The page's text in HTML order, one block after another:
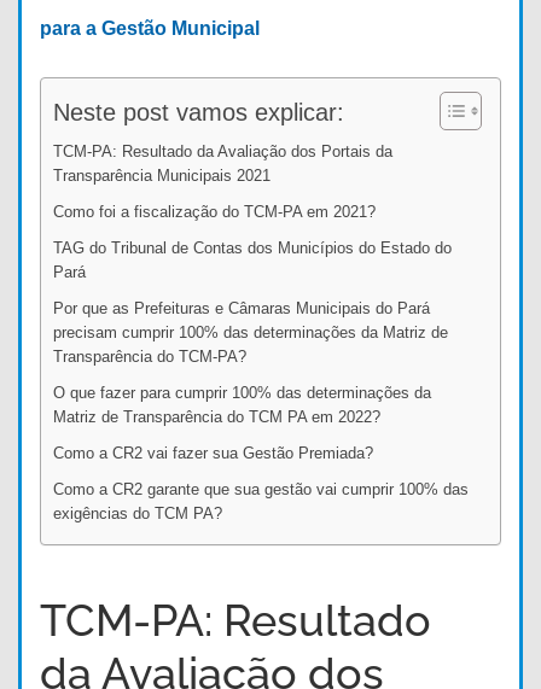
para a Gestão Municipal
Neste post vamos explicar:
TCM-PA: Resultado da Avaliação dos Portais da
Transparência Municipais 2021
Como foi a fiscalização do TCM-PA em 2021?
TAG do Tribunal de Contas dos Municípios do Estado do
Pará
Por que as Prefeituras e Câmaras Municipais do Pará
precisam cumprir 100% das determinações da Matriz de
Transparência do TCM-PA?
O que fazer para cumprir 100% das determinações da
Matriz de Transparência do TCM PA em 2022?
Como a CR2 vai fazer sua Gestão Premiada?
Como a CR2 garante que sua gestão vai cumprir 100% das
exigências do TCM PA?
TCM-PA: Resultado
da Avaliação dos